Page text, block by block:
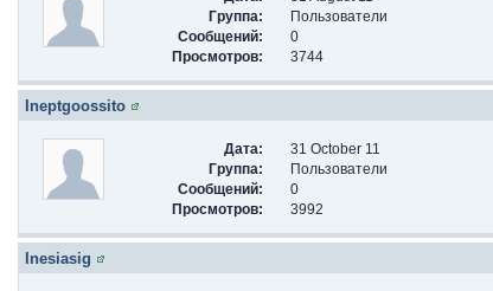
Группа:
Пользователи
Сообщений:
0
Просмотров:
3744
Ineptgoossito
Дата:
31 October 11
Группа:
Пользователи
Сообщений:
0
Просмотров:
3992
Inesiasig